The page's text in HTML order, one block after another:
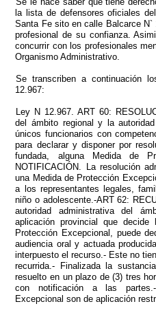
la lista de defensores oficiales
Santa Fe sito en calle Balcarce
profesional de su confianza.
concurrir con los profesionales
Organismo Administrativo.
Se transcriben a continuación
12.967:
Ley N 12.967. ART 60:
del ámbito regional y la
únicos funcionarios con
para declarar y disponer por
fundada, alguna Medida de
NOTIFICACIÓN. La resolución
una Medida de Protección
a los representantes legales,
niño o adolescente.-ART 62:
autoridad administrativa del
aplicación provincial que
Protección Excepcional, puede
audiencia oral y actuada
interpuesto el recurso.- Este no
recurrida.- Finalizada la
resuelto en un plazo de (3) tres
con notificación a las
Excepcional son de aplicación